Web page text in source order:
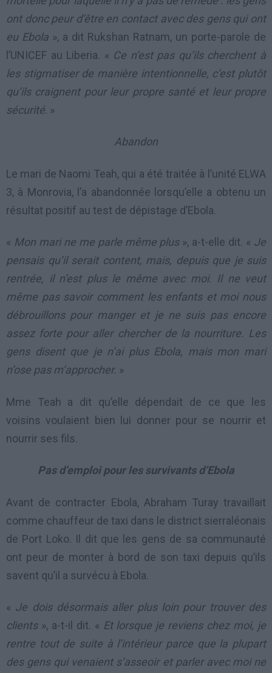
ont donc peur d’être en contact avec des gens qui ont
eu Ebola », a dit Rukshan Ratnam, un porte-parole de
l’UNICEF au Liberia. « Ce n’est pas qu’ils cherchent à
les stigmatiser de manière intentionnelle, c’est plutôt
qu’ils craignent pour leur propre santé et leur propre
sécurité. »
Abandon
Le mari de Naomi Teah, qui a été traitée à l’unité ELWA
3, à Monrovia, l’a abandonnée lorsqu’elle a obtenu un
résultat positif au test de dépistage d’Ebola.
« Mon mari ne me parle même plus», a-t-elle dit. « Je
pensais qu’il serait content, mais, depuis que je suis
rentrée, il n’est plus le même avec moi. Il ne veut
même pas savoir comment les enfants et moi nous
débrouillons pour manger et je ne suis pas encore
assez forte pour aller chercher de la nourriture. Les
gens disent que je n’ai plus Ebola, mais mon mari
n’ose pas m’approcher. »
Mme Teah a dit qu’elle dépendait de ce que les
voisins voulaient bien lui donner pour se nourrir et
nourrir ses fils.
Pas d’emploi pour les survivants d’Ebola
Avant de contracter Ebola, Abraham Turay travaillait
comme chauffeur de taxi dans le district sierraléonais
de Port Loko. Il dit que les gens de sa communauté
ont peur de monter à bord de son taxi depuis qu’ils
savent qu’il a survécu à Ebola.
« Je dois désormais aller plus loin pour trouver des
clients», a-t-il dit. « Et lorsque je reviens chez moi, je
rentre tout de suite à l’intérieur parce que la plupart
des gens qui venaient s’asseoir et parler avec moi ne